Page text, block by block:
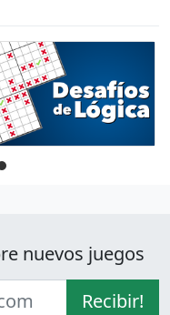
nuevos juegos
Recibir!